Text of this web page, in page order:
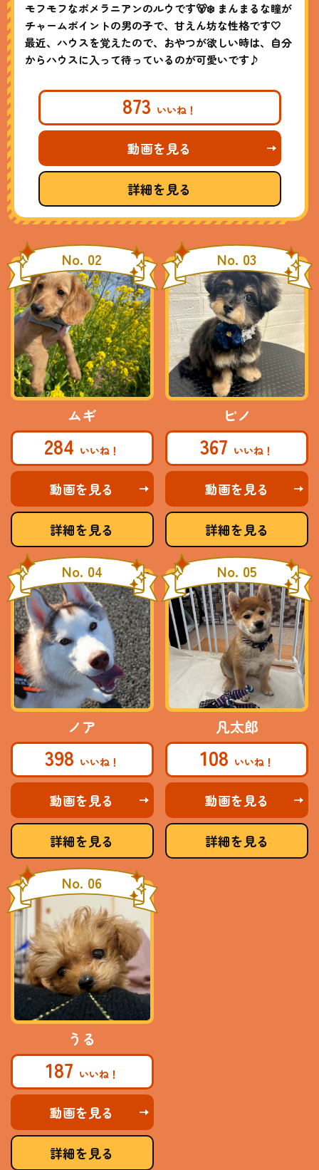
モフモフなポメラニアンのルウです🐻‍❄️ まんまるな瞳が
チャームポイントの男の子で、甘えん坊な性格です🤍
最近、ハウスを覚えたので、おやつが欲しい時は、自分
からハウスに入って待っているのが可愛いです♪
873
動画を見る
詳細を見る
No. 02
ムギ
284
動画を見る
詳細を見る
No. 03
ピノ
367
動画を見る
詳細を見る
No. 04
ノア
398
動画を見る
詳細を見る
No. 05
凡太郎
108
動画を見る
詳細を見る
No. 06
うる
187
動画を見る
詳細を見る